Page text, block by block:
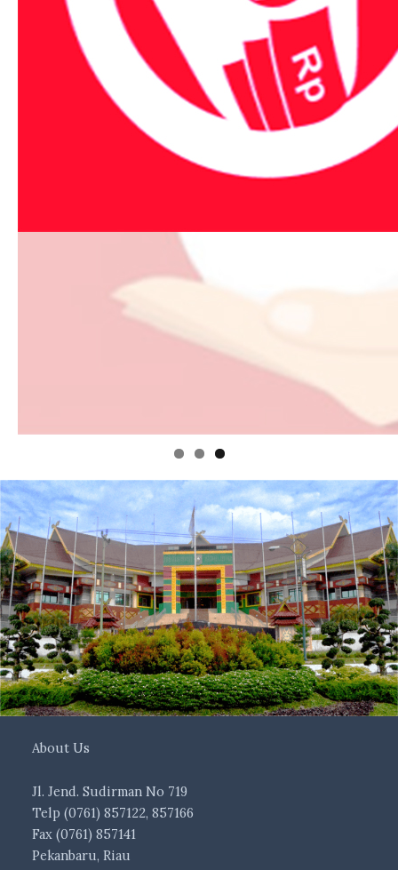
About Us
Jl. Jend. Sudirman No 719
Telp (0761) 857122, 857166
Fax (0761) 857141
Pekanbaru, Riau